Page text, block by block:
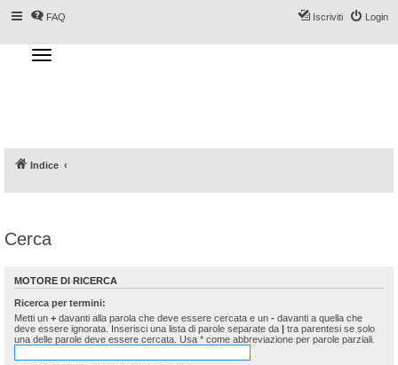
FAQ Login
Iscriviti
T
o
g
a
t
Indice
Cerca
MOTORE DI RICERCA
Ricerca per termini:
Metti un + davanti alla parola che deve essere cercata e un - davanti a quella che
deve essere ignorata. Inserisci una lista di parole separate da | tra parentesi se solo
una delle parole deve essere cercata. Usa * come abbreviazione per parole parziali.